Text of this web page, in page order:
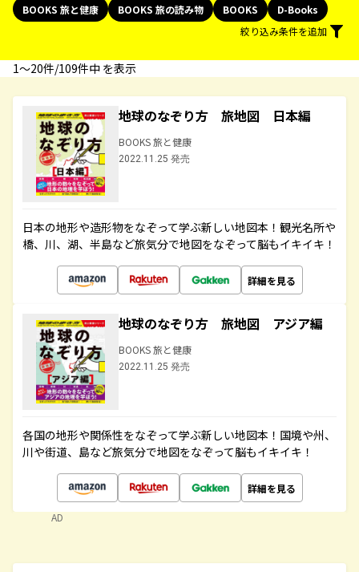
BOOKS 旅と健康
BOOKS 旅の読み物 BOOKS
D-Books
絞り込み条件を追加
1〜20件/109件中 を表示
地球のなぞり方 旅地図 日本編
BOOKS 旅と健康
2022.11.25 発売
日本の地形や造形物をなぞって学ぶ新しい地図本！観光名所や
橋、川、湖、半島など旅気分で地図をなぞって脳もイキイキ！
詳細を見る
地球のなぞり方 旅地図 アジア編
BOOKS 旅と健康
2022.11.25 発売
各国の地形や関係性をなぞって学ぶ新しい地図本！国境や州、
川や街道、島など旅気分で地図をなぞって脳もイキイキ！
詳細を見る
AD